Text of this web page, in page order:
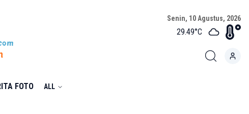
Senin, 10 Agustus, 2026
29.49°C
FOTO ALL